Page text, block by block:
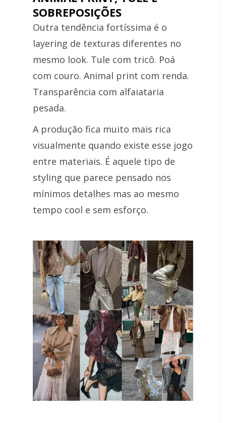
SOBREPOSIÇÕES
Outra tendência fortíssima é o
layering de texturas diferentes no
mesmo look. Tule com tricô. Poá
com couro. Animal print com renda.
Transparência com alfaiataria
pesada.
A produção fica muito mais rica
visualmente quando existe esse jogo
entre materiais. É aquele tipo de
styling que parece pensado nos
mínimos detalhes mas ao mesmo
tempo cool e sem esforço.